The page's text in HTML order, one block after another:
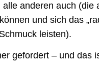
anderen auch (die
und sich das
leisten).
gefordert – und das